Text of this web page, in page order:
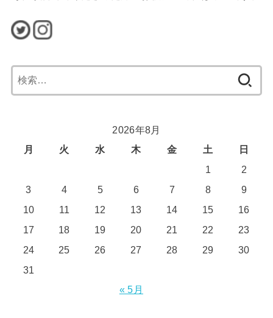
索:
2026年8月
月
火 水 木 金 土
日
1
2
3
4 5 6 7 8
9
10
11 12 13 14 15
16
17
18 19 20 21 22
23
24
25 26 27 28 29
30
31
« 5月